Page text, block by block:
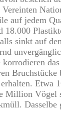
auf jedem
18.000
sinkt auf
korrodieren
Bruchstücke
Etwa
Million Vögel
Dasselbe